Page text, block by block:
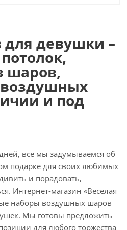
для девушки –
шаров,
и под
все мы задумываемся об
подарке для своих любимых
и порадовать,
Интернет-магазин «Весёлая
наборы воздушных шаров
Мы готовы предложить
для любого торжества